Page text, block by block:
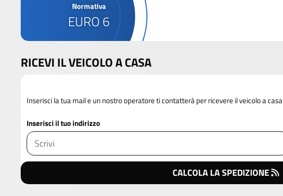
Normativa
EURO 6
RICEVI IL VEICOLO A CASA
Inserisci la tua mail e un nostro operatore ti contatterà per ricevere il veicolo a casa
Inserisci il tuo indirizzo
CALCOLA LA SPEDIZIONE